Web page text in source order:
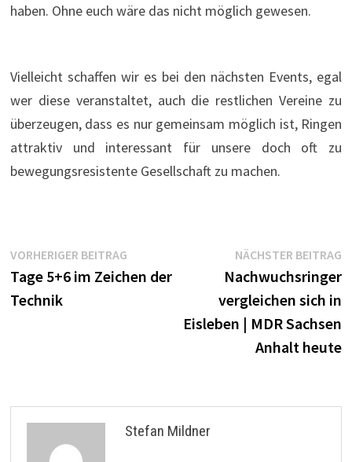
haben. Ohne euch wäre das nicht möglich gewesen.
Vielleicht schaffen wir es bei den nächsten Events, egal
wer diese veranstaltet, auch die restlichen Vereine zu
überzeugen, dass es nur gemeinsam möglich ist, Ringen
attraktiv und interessant für unsere doch oft zu
bewegungsresistente Gesellschaft zu machen.
Beitragsnavigation
VORHERIGER BEITRAGVorheriger
Beitrag:
Tage 5+6 im Zeichen der
Technik
NÄCHSTER BEITRAG
Nachwuchsringer
vergleichen sich in
Eisleben | MDR Sachsen
Anhalt heute
Stefan Mildner